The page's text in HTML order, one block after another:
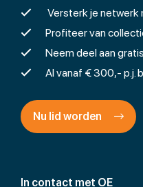
In contact met OE
Versterk je
Profiteer van
Neem deel aan
Al vanaf € 300,- p.j.
Nu lid worden